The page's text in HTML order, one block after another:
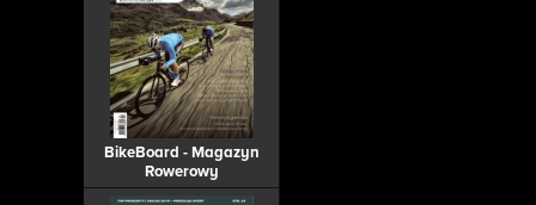
BikeBoard - Magazyn
Rowerowy